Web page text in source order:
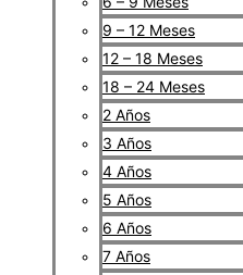
9 – 12 Meses
12 – 18 Meses
18 – 24 Meses
2 Años
3 Años
4 Años
5 Años
6 Años
7 Años